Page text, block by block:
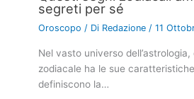
segreti per sé
Oroscopo / Di Redazione /11
Nel vasto universo
zodiacale ha le sue
definiscono la…